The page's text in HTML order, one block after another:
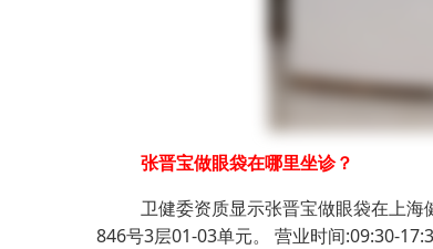
张晋宝做眼袋在哪里坐诊？
卫健委资质显示张晋宝做眼袋在上海
846号3层01-03单元。 营业时间:09:30-